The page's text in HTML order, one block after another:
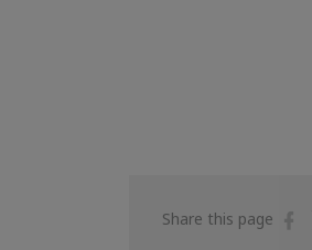
Share this page